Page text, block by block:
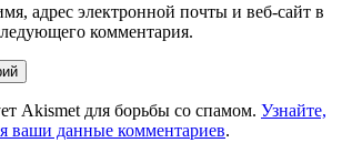
адрес электронной почты и веб-сайт в
комментария.
Akismet для борьбы со спамом. Узнайте,
ваши данные комментариев.